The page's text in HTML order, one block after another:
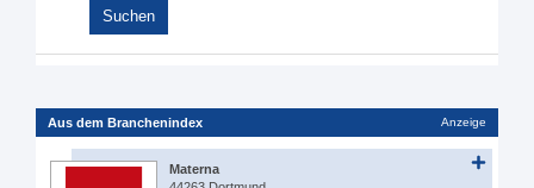
Aus dem Branchenindex Anzeige
Materna